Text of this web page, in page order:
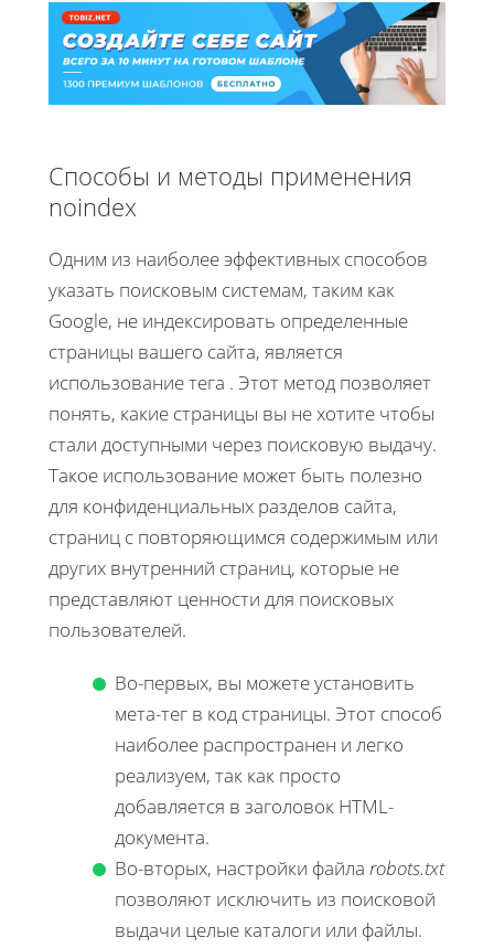
Способы и методы применения
noindex
Одним из наиболее эффективных способов
указать поисковым системам, таким как
Google, не индексировать определенные
страницы вашего сайта, является
использование тега . Этот метод позволяет
понять, какие страницы вы не хотите чтобы
стали доступными через поисковую выдачу.
Такое использование может быть полезно
для конфиденциальных разделов сайта,
страниц с повторяющимся содержимым или
других внутренний страниц, которые не
представляют ценности для поисковых
пользователей.
Во-первых, вы можете установить
мета-тег в код страницы. Этот способ
наиболее распространен и легко
реализуем, так как просто
добавляется в заголовок HTML-
документа.
Во-вторых, настройки файла robots.txt
позволяют исключить из поисковой
выдачи целые каталоги или файлы.